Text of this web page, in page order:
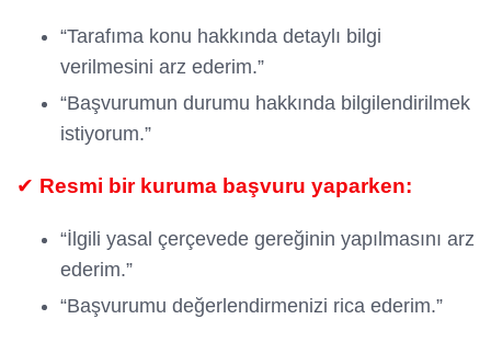
“Tarafıma konu hakkında detaylı bilgi
verilmesini arz ederim.”
“Başvurumun durumu hakkında bilgilendirilmek
istiyorum.”
✔ Resmi bir kuruma başvuru yaparken:
“İlgili yasal çerçevede gereğinin yapılmasını arz
ederim.”
“Başvurumu değerlendirmenizi rica ederim.”